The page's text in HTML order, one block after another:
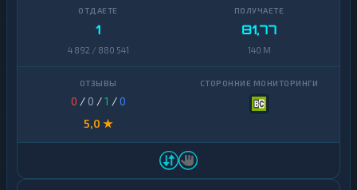
1
4 892 / 880 541
81,77
140 M
0 / 0 /1 /0
5,0 ★